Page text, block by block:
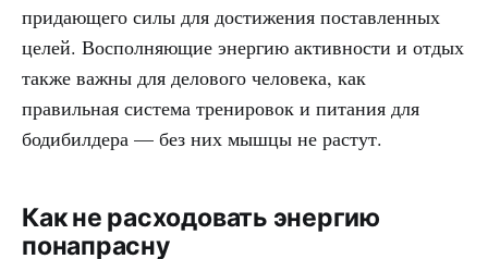
придающего силы для достижения поставленных
целей. Восполняющие энергию активности и отдых
также важны для делового человека, как
правильная система тренировок и питания для
бодибилдера — без них мышцы не растут.
Как не расходовать энергию
понапрасну